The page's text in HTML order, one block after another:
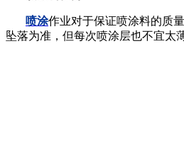
喷涂作业对于保证喷涂料的质
坠落为准，但每次喷涂层也不宜太